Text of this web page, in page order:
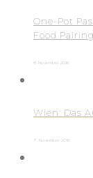
One-Pot
Food Pairing
8. November 2016
Wien: Das
7. November 2016